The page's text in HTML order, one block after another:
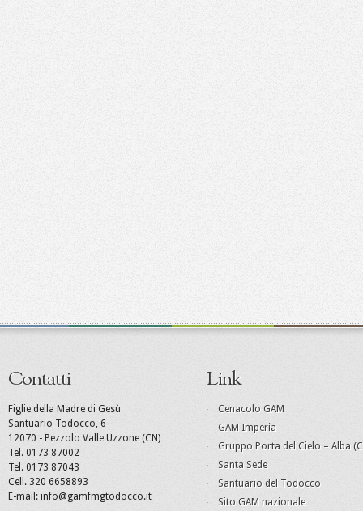
Contatti
Figlie della Madre di Gesù
Santuario Todocco, 6
12070 - Pezzolo Valle Uzzone (CN)
Tel. 0173 87002
Tel. 0173 87043
Cell. 320 6658893
E-mail: info@gamfmgtodocco.it
Link
Cenacolo GAM
GAM Imperia
Gruppo Porta del Cielo – Alba
Santa Sede
Santuario del Todocco
Sito GAM nazionale